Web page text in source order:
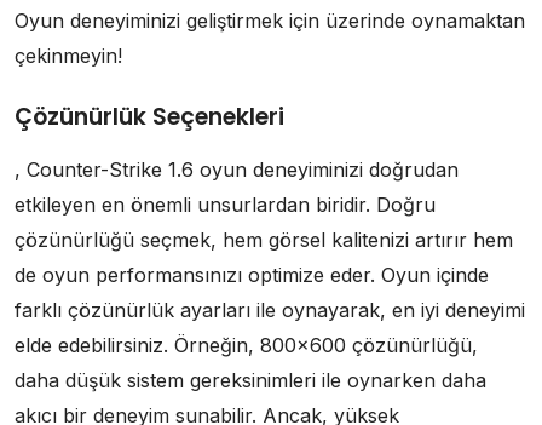
Oyun deneyiminizi geliştirmek için üzerinde oynamaktan
çekinmeyin!
Çözünürlük Seçenekleri
, Counter-Strike 1.6 oyun deneyiminizi doğrudan
etkileyen en önemli unsurlardan biridir. Doğru
çözünürlüğü seçmek, hem görsel kalitenizi artırır hem
de oyun performansınızı optimize eder. Oyun içinde
farklı çözünürlük ayarları ile oynayarak, en iyi deneyimi
elde edebilirsiniz. Örneğin, 800×600 çözünürlüğü,
daha düşük sistem gereksinimleri ile oynarken daha
akıcı bir deneyim sunabilir. Ancak, yüksek